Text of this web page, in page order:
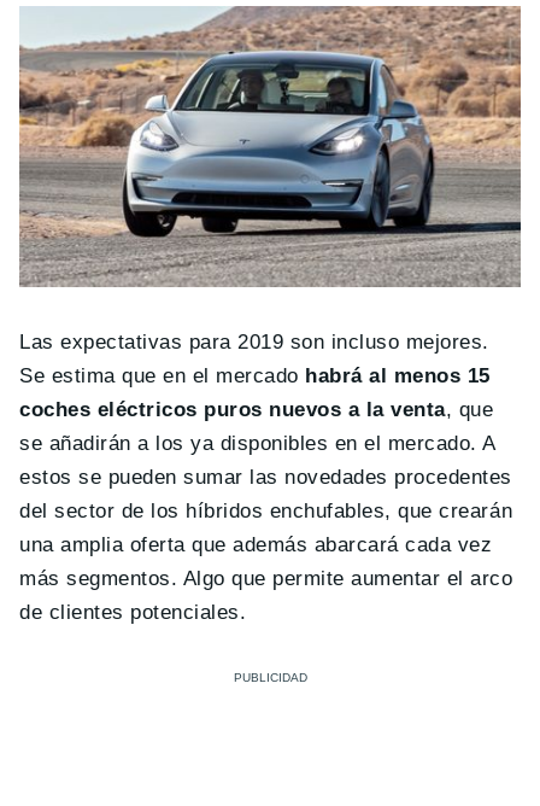
Las expectativas para 2019 son incluso mejores.
Se estima que en el mercado habrá al menos 15
coches eléctricos puros nuevos a la venta, que
se añadirán a los ya disponibles en el mercado. A
estos se pueden sumar las novedades procedentes
del sector de los híbridos enchufables, que crearán
una amplia oferta que además abarcará cada vez
más segmentos. Algo que permite aumentar el arco
de clientes potenciales.